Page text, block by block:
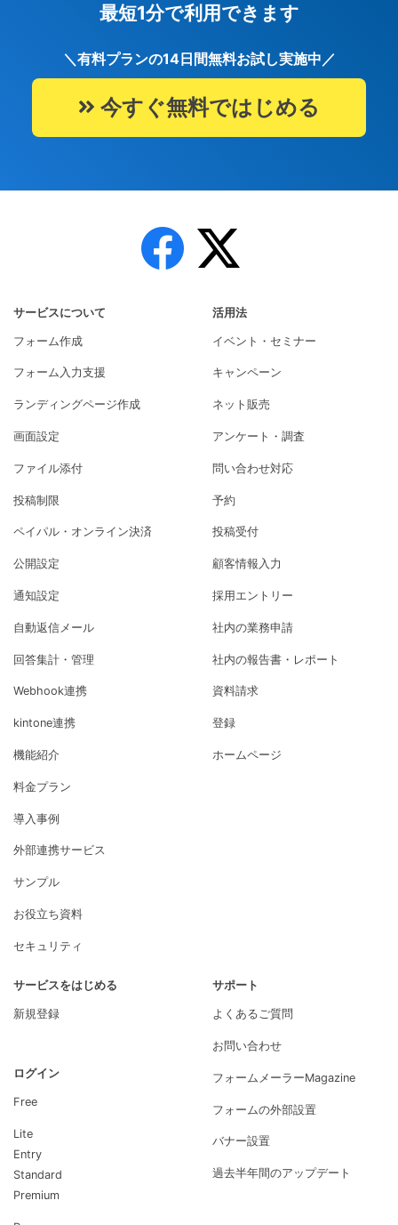
整理しました
2026年04月
27日
アップデート
【機能追加】kintone
連携機能において「注文項目」の連携
が可能になりました
て刷新しました
お知らせ
【重要】フォームメー
ラー サービス利用料金改定のお知ら
せ（2026年4月1日より）
2026年04月
15日
ニュースリリース 「ITreview Grid Awar
d 2026 Spring」で最高位・Leaderを
2026年04月
アップデート
【新機能】確認画面へ
2026年03月
Webhook機能でPUTメ
2026年03月
アップデート
回答内容に応じて投稿
12日
て投稿通知メールの送信先設定上限を
2026年01月
20日
ニュースリリース 【お知らせ】情報セキ
ュリティマネジメントシステム（ISM
証取得のお知らせ
21日
2025年12月
04日
2025年12月
03日
2025年12月
利用規約改定のお知ら
2025年10月
23日
ニュースリリース 「ITreview Grid Awar
d 2025 Fall」で最高位・Leaderを14
2025年10月
16日
フォームの回答をWeb
最短1分で利用できます
＼有料プランの14日間無料お試し実施中／
今すぐ無料ではじめる
サービスについて
フォーム作成
フォーム入力支援
ランディングページ作成
画面設定
ファイル添付
投稿制限
ペイパル・オンライン決済
公開設定
通知設定
自動返信メール
回答集計・管理
Webhook連携
kintone連携
機能紹介
料金プラン
導入事例
外部連携サービス
サンプル
お役立ち資料
セキュリティ
活用法
イベント・セミナー
キャンペーン
ネット販売
アンケート・調査
問い合わせ対応
予約
投稿受付
顧客情報入力
採用エントリー
社内の業務申請
社内の報告書・レポート
資料請求
登録
ホームページ
サービスをはじめる
新規登録
ログイン
Free
Lite
Entry
Standard
Premium
サポート
よくあるご質問
お問い合わせ
フォームメーラーMagazine
フォームの外部設置
バナー設置
過去半年間のアップデート